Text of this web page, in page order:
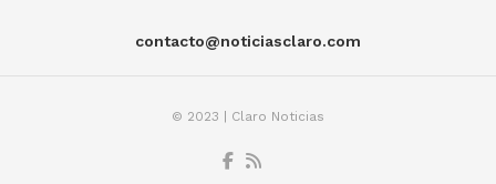
contacto@noticiasclaro.com
© 2023 | Claro Noticias